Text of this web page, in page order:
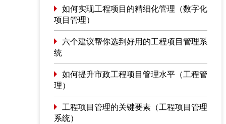
如何实现工程项目的精细化管理（数字化
项目管理）
六个建议帮你选到好用的工程项目管理系
统
如何提升市政工程项目管理水平（工程管
理）
工程项目管理的关键要素（工程项目管理
系统）